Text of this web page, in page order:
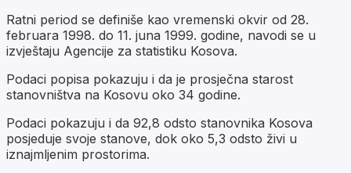
Ratni period se definiše kao vremenski okvir od 28.
februara 1998. do 11. juna 1999. godine, navodi se u
izvještaju Agencije za statistiku Kosova.
Podaci popisa pokazuju i da je prosječna starost
stanovništva na Kosovu oko 34 godine.
Podaci pokazuju i da 92,8 odsto stanovnika Kosova
posjeduje svoje stanove, dok oko 5,3 odsto živi u
iznajmljenim prostorima.